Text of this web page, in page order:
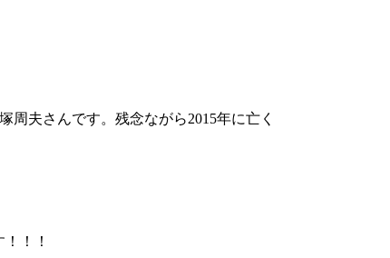
夫さんです。残念ながら2015年に亡く
！！